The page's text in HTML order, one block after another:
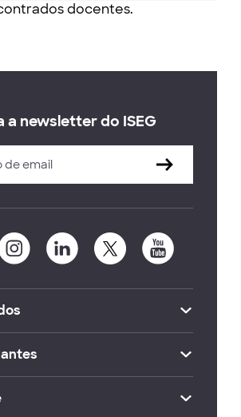
docentes.
a newsletter do ISEG